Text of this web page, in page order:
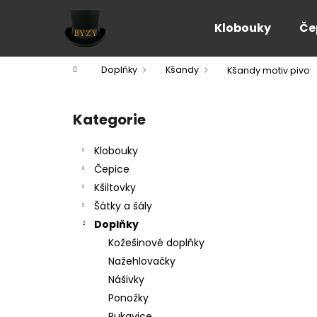
Klobouky
Domů
Doplňky Kšandy Kšandy motiv pivo
Přeskočit
kategorie
Kategorie
Klobouky
Čepice
Kšiltovky
Šátky a šály
Doplňky
Kožešinové doplňky
Nažehlovačky
Nášivky
Ponožky
í
Zpět
do
Zpět
do